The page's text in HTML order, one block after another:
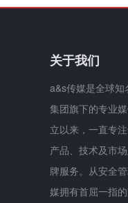
关于我们
a&s传媒是全球
集团旗下的专业
立以来，一直专
产品、技术及市
牌服务。从安全
媒拥有首屈一指